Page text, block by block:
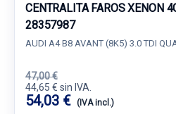
CENTRALITA FAROS XENON
28357987
AUDI A4 B8 AVANT (8K5) 3.0 TDI
47,00 €
44,65 € sin IVA.
54,03 € (IVA incl.)